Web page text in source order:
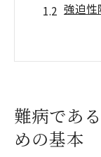
強迫性
難病
強迫性障
と
難病であ
めの基本